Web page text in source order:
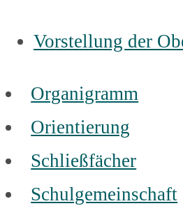
Vorstellung der
Organigramm
Orientierung
Schließfächer
Schulgemeinschaft